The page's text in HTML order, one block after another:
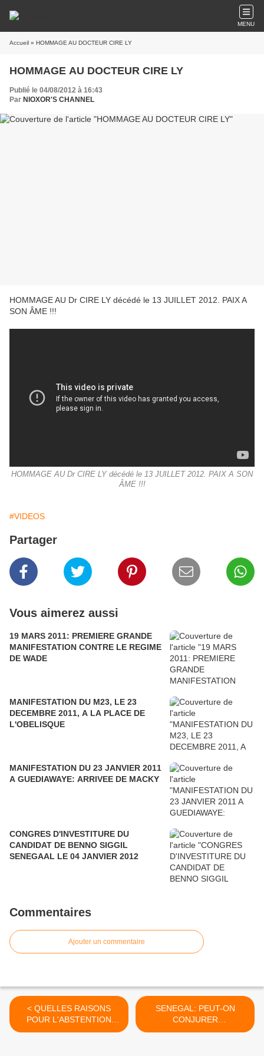
MENU
Accueil » HOMMAGE AU DOCTEUR CIRE LY
HOMMAGE AU DOCTEUR CIRE LY
Publié le 04/08/2012 à 16:43
Par NIOXOR'S CHANNEL
HOMMAGE AU Dr CIRE LY décédé le 13 JUILLET 2012. PAIX A
SON ÂME !!!
HOMMAGE AU Dr CIRE LY décédé le 13 JUILLET 2012. PAIX A SON
ÂME !!!
#VIDEOS
Partager
Vous aimerez aussi
19 MARS 2011: PREMIERE GRANDE
MANIFESTATION CONTRE LE REGIME
DE WADE
MANIFESTATION DU M23, LE 23
DECEMBRE 2011, A LA PLACE DE
L'OBELISQUE
MANIFESTATION DU 23 JANVIER 2011
A GUEDIAWAYE: ARRIVEE DE MACKY
CONGRES D'INVESTITURE DU
CANDIDAT DE BENNO SIGGIL
SENEGAAL LE 04 JANVIER 2012
Commentaires
Ajouter un commentaire
< QUELLES RAISONS
POUR L'ABSTENTION
MASSIVE LORS DES
SENEGAL: PEUT-ON
CONJURER
L'APOCALYPSE ? >